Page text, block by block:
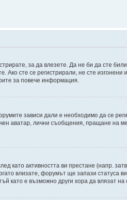
за да влезете. Да не би да сте
Ако сте се регистрирали, не сте
за повече информация.
зависи дали е необходимо да се
аватар, лични съобщения, пращане на
като активността ви престане (напр.
влизате, форумът ще запази статуса
като е възможно други хора да влязат